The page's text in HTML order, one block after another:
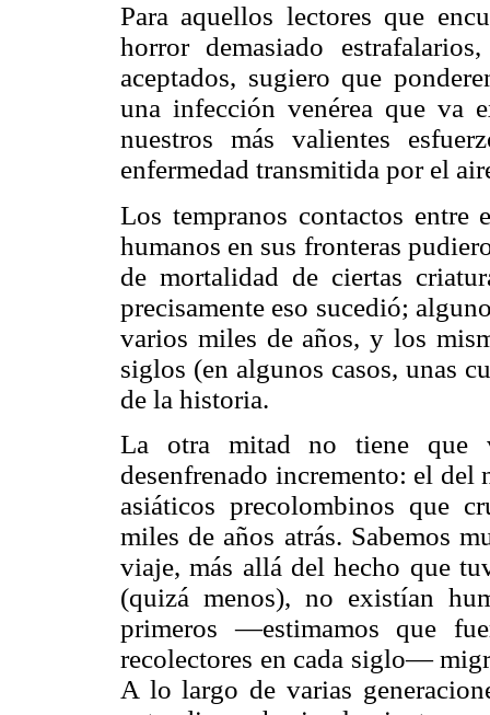
Para aquellos lectores que
horror demasiado
aceptados, sugiero que
una infección venérea que va
nuestros más valientes
enfermedad transmitida por el
Los tempranos contactos
humanos en sus fronteras
de mortalidad de ciertas
precisamente eso sucedió;
varios miles de años, y los
siglos (en algunos casos, unas
de la historia.
La otra mitad no tiene que
desenfrenado incremento: el
asiáticos precolombinos que
miles de años atrás. Sabemos
viaje, más allá del hecho que
(quizá menos), no existían
primeros —estimamos que
recolectores en cada siglo—
A lo largo de varias